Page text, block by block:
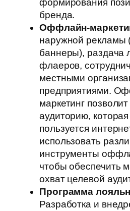
формирования
бренда.
Оффлайн-
наружной рекламы
баннеры), раздача
флаеров,
местными
предприятиями.
маркетинг
аудиторию,
пользуется
использовать
инструменты
чтобы обеспечить
охват целевой
Программа
Разработка и